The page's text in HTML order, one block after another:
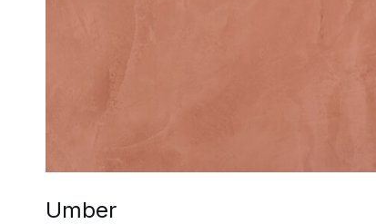
Umber